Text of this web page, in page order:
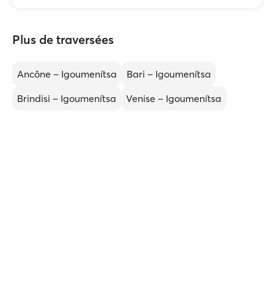
Plus de traversées
Ancône – Igoumenítsa
Bari – Igoumenítsa
Brindisi – Igoumenítsa
Venise – Igoumenítsa